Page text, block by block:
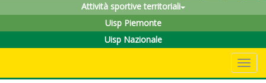
Attività sportive territoriali
Uisp Piemonte
Uisp Nazionale